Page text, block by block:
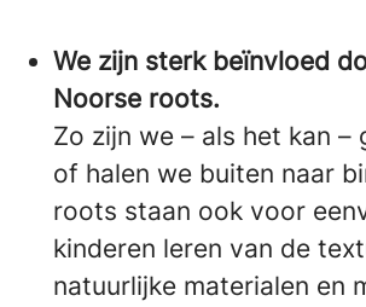
We zijn sterk beïnvloed
Noorse roots.
Zo zijn we – als het kan –
of halen we buiten naar
roots staan ook voor
kinderen leren van de
natuurlijke materialen en